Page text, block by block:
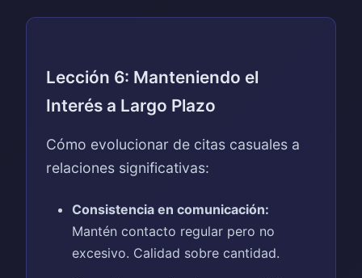
Lección 6: Manteniendo el
Interés a Largo Plazo
Cómo evolucionar de citas casuales a
relaciones significativas:
Consistencia en comunicación:
Mantén contacto regular pero no
excesivo. Calidad sobre cantidad.